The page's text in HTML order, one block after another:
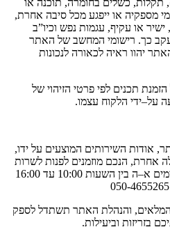
מספקיה או ייפגע מכל סיבה אחרת,
, ישיר או עקיף, עגמות נפש וכיו”ב
כך. רישומי המחשב של האתר
יהוו ראיה לכאורה לנכונות
הזמנת תכנים לפי פרטי הזיהוי של
על–ידי הלקוח עצמו.
, אודות השירותים המוצעים על ידו,
אחרת, הנכם מוזמנים לפנות לשרות
א–ה בין השעות עד
, והנהלת האתר תשתדל לספק
בזריזות וביעילות.